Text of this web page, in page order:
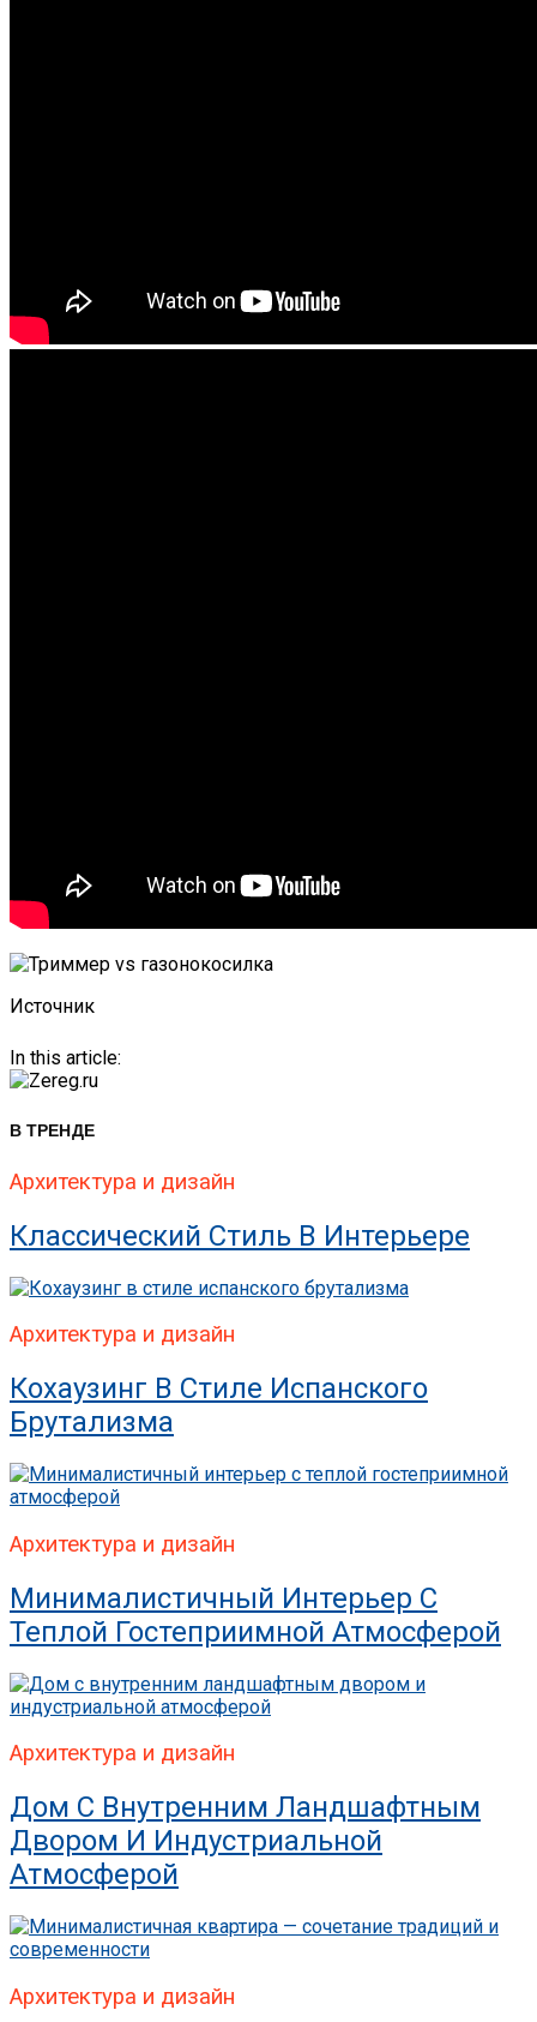
Источник
In this article:
В ТРЕНДЕ
Архитектура и дизайн
Классический Стиль В Интерьере
Архитектура и дизайн
Кохаузинг В Стиле Испанского
Брутализма
Архитектура и дизайн
Минималистичный Интерьер С
Теплой Гостеприимной Атмосферой
Архитектура и дизайн
Дом С Внутренним Ландшафтным
Двором И Индустриальной
Атмосферой
Архитектура и дизайн